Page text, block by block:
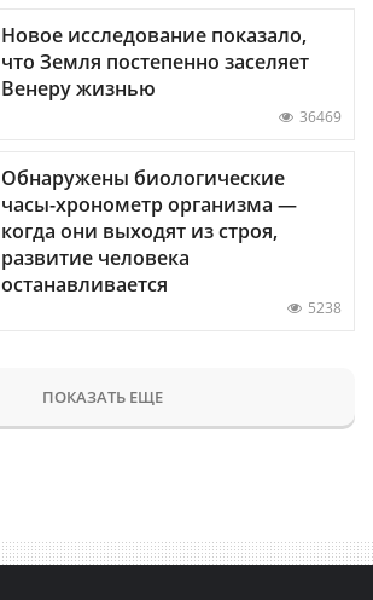
Новое исследование показало,
что Земля постепенно заселяет
Венеру жизнью
36469
Обнаружены биологические
часы-хронометр организма —
когда они выходят из строя,
развитие человека
останавливается
5238
ПОКАЗАТЬ ЕЩЕ